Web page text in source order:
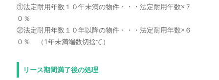
①法定耐用年数１０年未満の物件・・・法定耐用年数×７
０％
②法定耐用年数１０年以降の物件・・・法定耐用年数×６
０％ （1年未満端数切捨て）
リース期間満了後の処理